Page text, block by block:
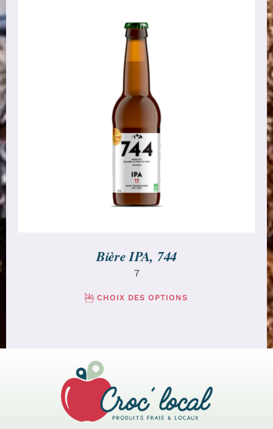
CHOIX DES OPTIONS /
Bière IPA, 744
7
CHOIX DES OPTIONS